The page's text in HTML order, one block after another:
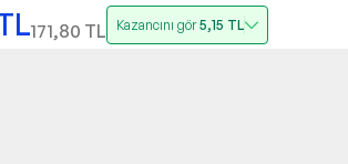
171,80 TL Kazancını gör5,15 TL